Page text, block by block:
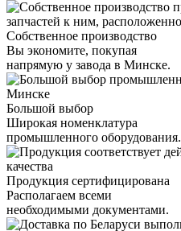
Собственное производство
Вы экономите, покупая
напрямую у завода в Минске.
Большой выбор
Широкая номенклатура
промышленного оборудования.
Продукция сертифицирована
Располагаем всеми
необходимыми документами.